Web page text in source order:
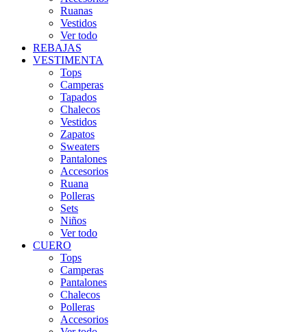
Ruanas
Vestidos
Ver todo
REBAJAS
VESTIMENTA
Tops
Camperas
Tapados
Chalecos
Vestidos
Zapatos
Sweaters
Pantalones
Accesorios
Ruana
Polleras
Sets
Niños
Ver todo
CUERO
Tops
Camperas
Pantalones
Chalecos
Polleras
Accesorios